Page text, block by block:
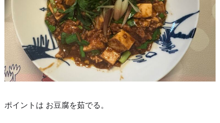
ポイントは お豆腐を茹でる。